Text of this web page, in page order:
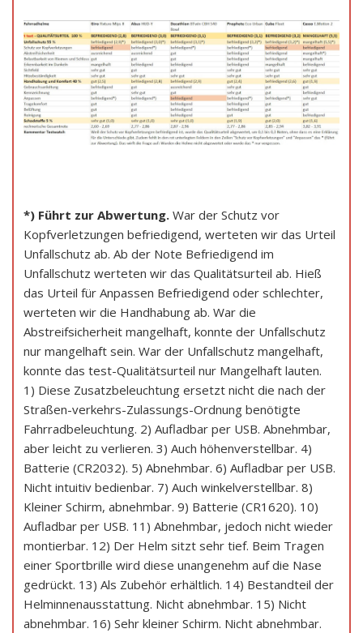
*) Führt zur Abwertung. War der Schutz vor
Kopfverletzungen befriedigend, werteten wir das Urteil
Unfallschutz ab. Ab der Note Befriedigend im
Unfallschutz werteten wir das Qualitätsurteil ab. Hieß
das Urteil für Anpassen Befriedigend oder schlechter,
werteten wir die Handhabung ab. War die
Abstreifsicherheit mangelhaft, konnte der Unfallschutz
nur mangelhaft sein. War der Unfallschutz mangelhaft,
konnte das test-Qualitätsurteil nur Mangelhaft lauten.
1) Diese Zusatzbeleuchtung ersetzt nicht die nach der
Straßen-verkehrs-Zulassungs-Ordnung benötigte
Fahrradbeleuchtung. 2) Aufladbar per USB. Abnehmbar,
aber leicht zu verlieren. 3) Auch höhenverstellbar. 4)
Batterie (CR2032). 5) Abnehmbar. 6) Aufladbar per USB.
Nicht intuitiv bedienbar. 7) Auch winkelverstellbar. 8)
Kleiner Schirm, abnehmbar. 9) Batterie (CR1620). 10)
Aufladbar per USB. 11) Abnehmbar, jedoch nicht wieder
montierbar. 12) Der Helm sitzt sehr tief. Beim Tragen
einer Sportbrille wird diese unangenehm auf die Nase
gedrückt. 13) Als Zubehör erhältlich. 14) Bestandteil der
Helminnenausstattung. Nicht abnehmbar. 15) Nicht
abnehmbar. 16) Sehr kleiner Schirm. Nicht abnehmbar.